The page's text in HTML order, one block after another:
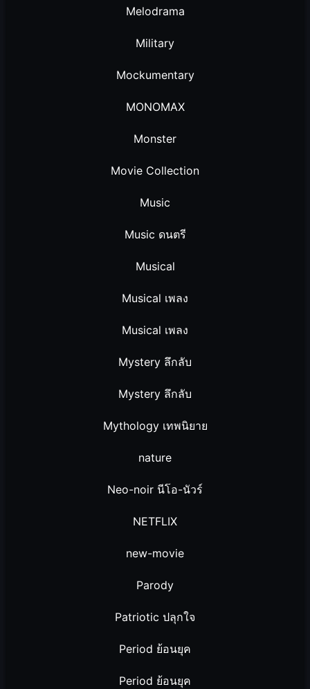
Melodrama
Military
Mockumentary
MONOMAX
Monster
Movie Collection
Music
Music ดนตรี
Musical
Musical เพลง
Musical เพลง
Mystery ลึกลับ
Mystery ลึกลับ
Mythology เทพนิยาย
nature
Neo-noir นีโอ-นัวร์
NETFLIX
new-movie
Parody
Patriotic ปลุกใจ
Period ย้อนยุค
Period ย้อนยุค